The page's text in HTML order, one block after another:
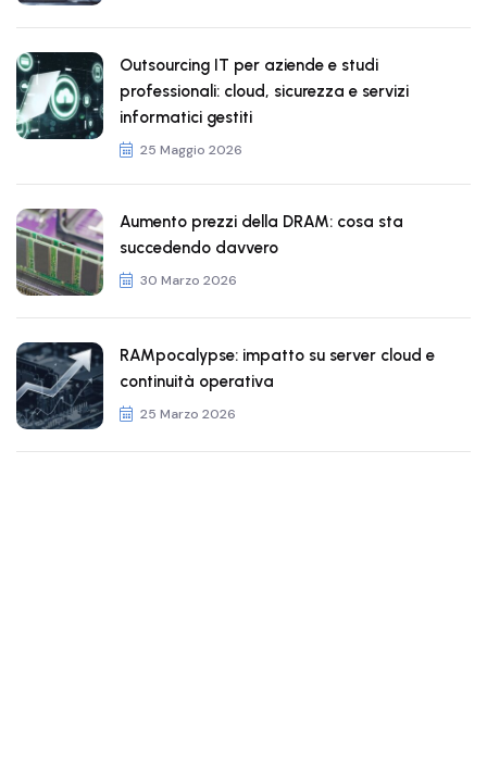
Outsourcing IT per aziende e studi
professionali: cloud, sicurezza e servizi
informatici gestiti
25 Maggio 2026
Aumento prezzi della DRAM: cosa sta
succedendo davvero
30 Marzo 2026
RAMpocalypse: impatto su server cloud e
continuità operativa
25 Marzo 2026